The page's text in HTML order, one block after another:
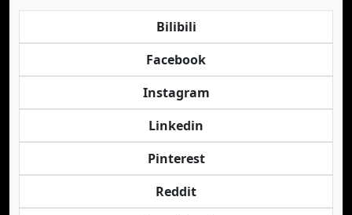
Bilibili
Facebook
Instagram
Linkedin
Pinterest
Reddit